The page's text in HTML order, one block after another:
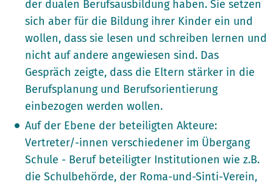
der dualen Berufsausbildung haben. Sie setzen
sich aber für die Bildung ihrer Kinder ein und
wollen, dass sie lesen und schreiben lernen und
nicht auf andere angewiesen sind. Das
Gespräch zeigte, dass die Eltern stärker in die
Berufsplanung und Berufsorientierung
einbezogen werden wollen.
Auf der Ebene der beteiligten Akteure:
Vertreter/-innen verschiedener im Übergang
Schule - Beruf beteiligter Institutionen wie z.B.
die Schulbehörde, der Roma-und-Sinti-Verein,